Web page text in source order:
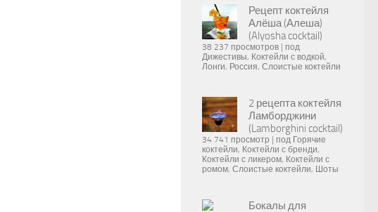
Рецепт коктейля
Алёша (Алеша)
(Alyosha cocktail)
38 237 просмотров
под
Дижестивы, Коктейли с водкой,
Лонги, Россия, Слоистые коктейли
2 рецепта коктейля
Ламборджини
(Lamborghini cocktail)
34 741 просмотр под Горячие
коктейли, Коктейли с бренди,
Коктейли с ликером, Коктейли с
ромом, Слоистые коктейли, Шоты
Бокалы для